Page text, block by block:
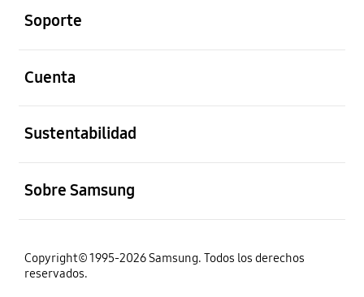
Soporte
Cuenta
Sustentabilidad
Sobre Samsung
Copyright© 1995-2026 Samsung. Todos los derechos
reservados.